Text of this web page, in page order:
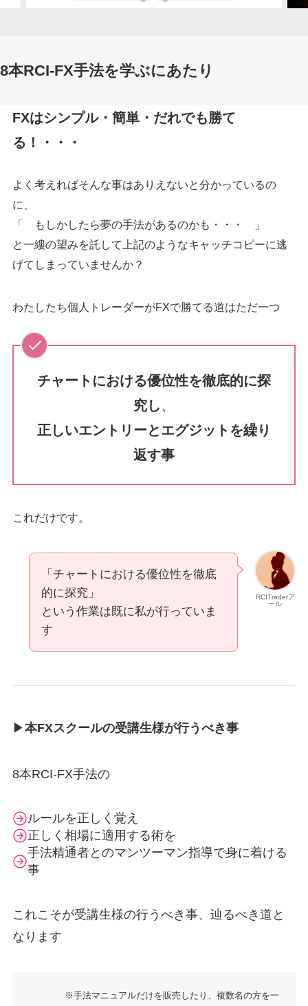
8本RCI-FX手法を学ぶにあたり
FXはシンプル・簡単・だれでも勝て
る！・・・
よく考えればそんな事はありえないと分かっているの
に、
「 もしかしたら夢の手法があるのかも・・・ 」
と一縷の望みを託して上記のようなキャッチコピーに逃
げてしまっていませんか？
わたしたち個人トレーダーがFXで勝てる道はただ一つ
チャートにおける優位性を徹底的に探
究し、
正しいエントリーとエグジットを繰り
返す事
これだけです。
RCITraderア
ール
「チャートにおける優位性を徹底
的に探究」
という作業は既に私が行っていま
す
▶本FXスクールの受講生様が行うべき事
8本RCI-FX手法の
ルールを正しく覚え
正しく相場に適用する術を
手法精通者とのマンツーマン指導で身に着ける
事
これこそが受講生様の行うべき事、辿るべき道と
なります
※手法マニュアルだけを販売したり、複数名の方を一